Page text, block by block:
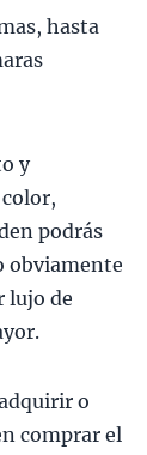
hasta
y
podrás
obviamente
lujo de
o
comprar el